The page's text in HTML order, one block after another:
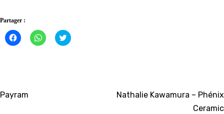
Partager :
Cliquez
pour
Cliquez
pour
Click
to
Navigation
Payram
Nathalie Kawamura – Phénix
Ceramic